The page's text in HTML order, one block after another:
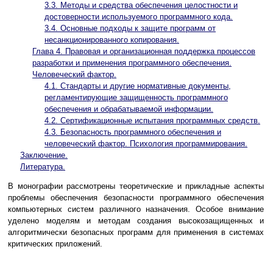
3.3. Методы и средства обеспечения целостности и
достоверности используемого программного кода.
3.4. Основные подходы к защите программ от
несанкционированного копирования.
Глава 4. Правовая и организационная поддержка процессов
разработки и применения программного обеспечения.
Человеческий фактор.
4.1. Стандарты и другие нормативные документы,
регламентирующие защищенность программного
обеспечения и обрабатываемой информации.
4.2. Сертификационные испытания программных средств.
4.3. Безопасность программного обеспечения и
человеческий фактор. Психология программирования.
Заключение.
Литература.
В монографии рассмотрены теоретические и прикладные аспекты
проблемы обеспечения безопасности программного обеспечения
компьютерных систем различного назначения. Особое внимание
уделено моделям и методам создания высокозащищенных и
алгоритмически безопасных программ для применения в системах
критических приложений.